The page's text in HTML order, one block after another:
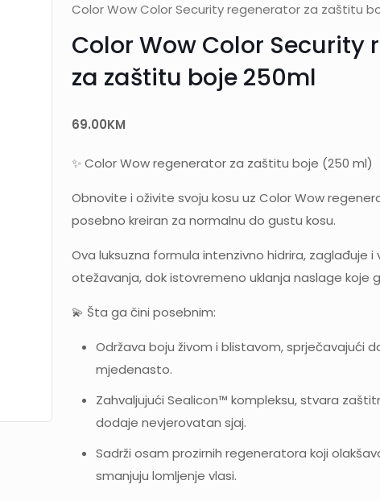
Color Wow Color Security regenerator za zaštitu
Color Wow Color Security
za zaštitu boje 250ml
69.00KM
✨ Color Wow regenerator za zaštitu boje (250 ml)
Obnovite i oživite svoju kosu uz Color Wow
posebno kreiran za normalnu do gustu kosu.
Ova luksuzna formula intenzivno hidrira, zaglađuje
otežavanja, dok istovremeno uklanja naslage koje
💫 Šta ga čini posebnim:
Održava boju živom i blistavom, sprječavajući
mjedenasto.
Zahvaljujući Sealicon™ kompleksu, stvara
dodaje nevjerovatan sjaj.
Sadrži osam prozirnih regeneratora koji
smanjuju lomljenje vlasi.